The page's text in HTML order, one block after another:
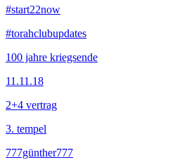
#start22now
#torahclubupdates
100 jahre kriegsende
11.11.18
2+4 vertrag
3. tempel
777günther777